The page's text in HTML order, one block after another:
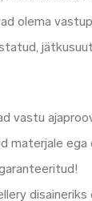
olema
vastu
materjale ega
disaineriks